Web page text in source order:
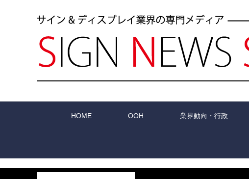
HOME OOH 業界動向・行政